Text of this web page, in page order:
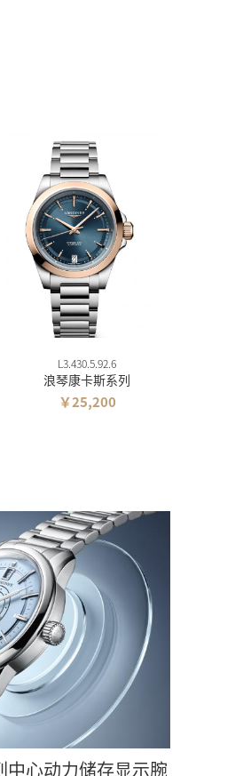
L3.430.5.92.6
浪琴康卡斯系列
￥25,200
心动力储存显示腕